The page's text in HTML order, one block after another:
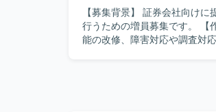
【募集背景】 証券会社向け
行うための増員募集です。 【作業内容】 FXシステムの顧客取引機能に関する新規開発や既存機
能の改修、障害対応や調査対
切に共有し、安定稼働に向けた改善